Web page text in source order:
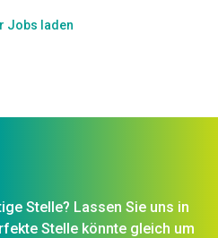
Jobs laden
Stelle? Lassen Sie uns in
Stelle könnte gleich um